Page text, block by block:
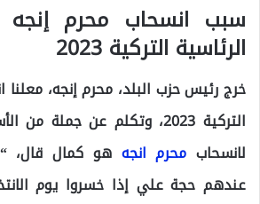
سبب انسحاب محرم إنجه
الرئاسية التركية 2023
خرج رئيس حزب البلد، محرم إنجه، معلنا
التركية 2023، وتكلم عن جملة
لانسحاب محرم انجه هو كمال قال،
عندهم حجة علي إذا خسروا يوم